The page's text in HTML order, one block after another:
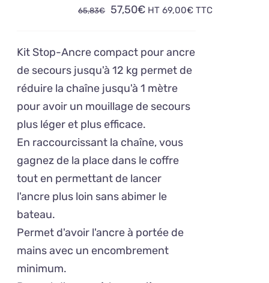
65,83€
Le
initial
était :
65,83€.
57,50€Le
57,50€.
HT69,00€ TTC
Kit Stop-Ancre compact pour ancre
de secours jusqu'à 12 kg permet de
réduire la chaîne jusqu'à 1 mètre
pour avoir un mouillage de secours
plus léger et plus efficace.
En raccourcissant la chaîne, vous
gagnez de la place dans le coffre
tout en permettant de lancer
l'ancre plus loin sans abimer le
bateau.
Permet d'avoir l'ancre à portée de
mains avec un encombrement
minimum.